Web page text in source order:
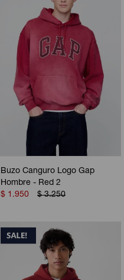
Buzo Canguro Logo Gap
Hombre - Red 2
$ 1.950 $ 3.250